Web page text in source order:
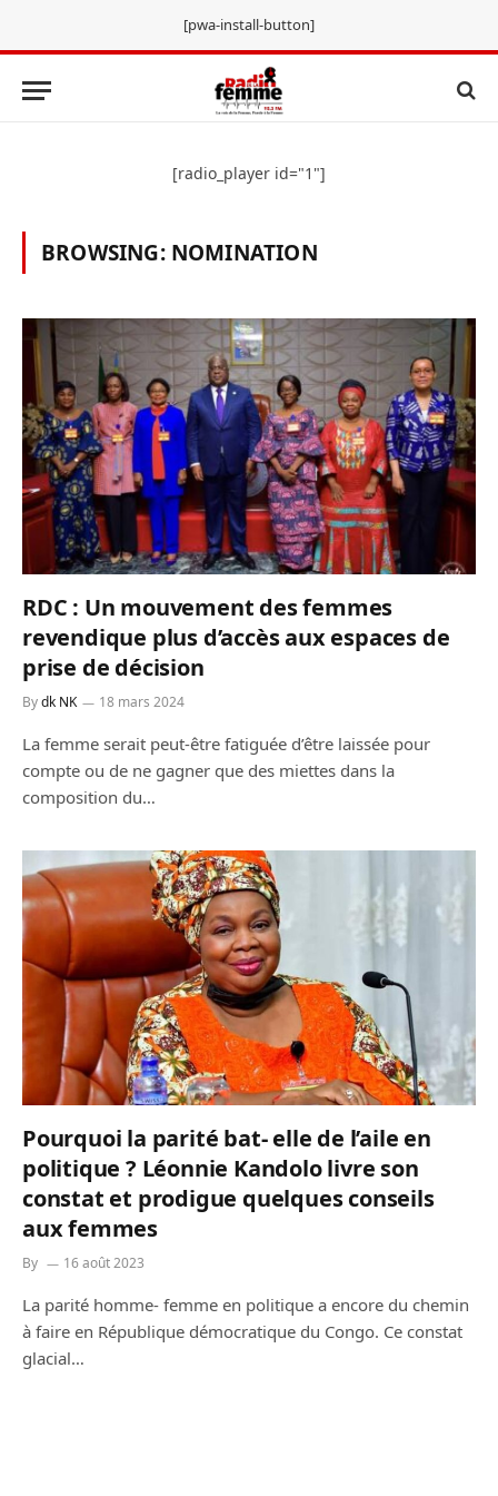
[pwa-install-button]
[radio_player id="1"]
BROWSING: NOMINATION
RDC : Un mouvement des femmes
revendique plus d’accès aux espaces de
prise de décision
Bydk NK 18 mars 2024
La femme serait peut-être fatiguée d’être laissée pour
compte ou de ne gagner que des miettes dans la
composition du…
Pourquoi la parité bat- elle de l’aile en
politique ? Léonnie Kandolo livre son
constat et prodigue quelques conseils
aux femmes
By 16 août 2023
La parité homme- femme en politique a encore du chemin
à faire en République démocratique du Congo. Ce constat
glacial…